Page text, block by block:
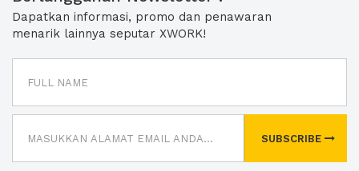
Dapatkan informasi, promo dan penawaran
menarik lainnya seputar XWORK!
SUBSCRIBE